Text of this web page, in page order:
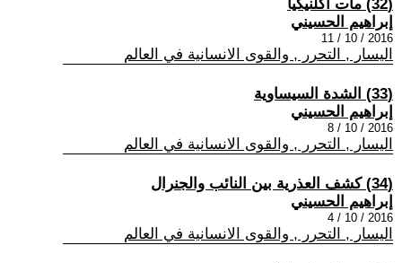
(32) مات أكلنيكيا
إبراهيم الحسيني
2016 / 10 / 11
اليسار , التحرر , والقوى الانسانية في العالم
(33) الشدة السيساوية
إبراهيم الحسيني
2016 / 10 / 8
اليسار , التحرر , والقوى الانسانية في العالم
(34) كشف العذرية بين النائب والجنرال
إبراهيم الحسيني
2016 / 10 / 4
اليسار , التحرر , والقوى الانسانية في العالم